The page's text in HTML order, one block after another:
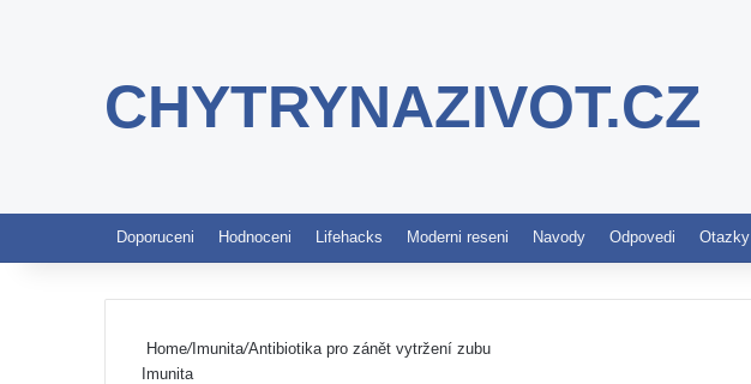
CHYTRYNAZIVOT.CZ
Doporuceni Hodnoceni Lifehacks Moderni reseni Navody Odpovedi Otazky
Home/Imunita/Antibiotika pro zánět vytržení zubu
Imunita